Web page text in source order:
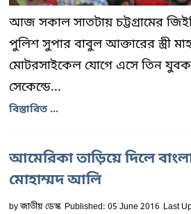
আজ সকাল সাতটায় চট্টগ্রামের
পুলিশ সুপার বাবুল আক্তারের স্ত্রী
মোটরসাইকেল যোগে এসে তিন যুবক
সেকেন্ডে...
বিস্তারিত ...
আমেরিকা তাড়িয়ে দিলে
মোহাম্মদ আলি
byজাতীয় ডেস্ক Published: 05 June 2016 Last